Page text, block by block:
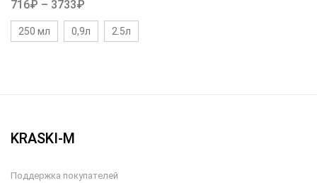
716₽ – 3733₽
250 мл 0,9л 2.5л
KRASKI-M
Поддержка покупателей